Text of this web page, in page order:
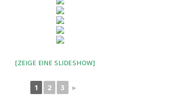
[ZEIGE EINE SLIDESHOW]
1 2 3 ►